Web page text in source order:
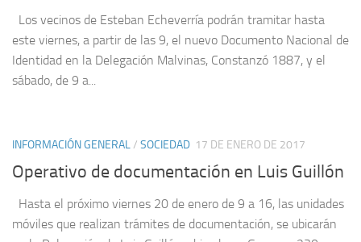
Los vecinos de Esteban Echeverría podrán tramitar hasta
este viernes, a partir de las 9, el nuevo Documento Nacional de
Identidad en la Delegación Malvinas, Constanzó 1887, y el
sábado, de 9 a...
INFORMACIÓN GENERAL/ SOCIEDAD 17 DE ENERO DE 2017
Operativo de documentación en Luis Guillón
Hasta el próximo viernes 20 de enero de 9 a 16, las unidades
móviles que realizan trámites de documentación, se ubicarán